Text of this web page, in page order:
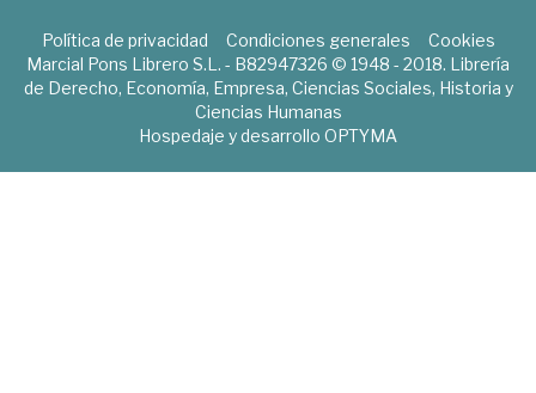
Política de privacidad Condiciones generales
Cookies
Marcial Pons Librero S.L. - B82947326 © 1948 - 2018. Librería
de Derecho, Economía, Empresa, Ciencias Sociales, Historia y
Ciencias Humanas
Hospedaje y desarrollo OPTYMA